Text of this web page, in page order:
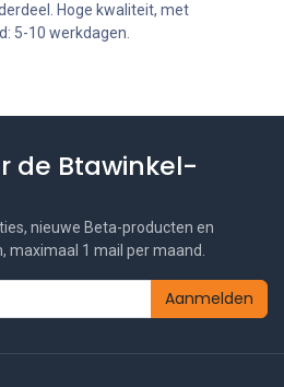
Hoge kwaliteit, met
5-10 werkdagen.
de Btawinkel-
nieuwe Beta-producten en
maximaal 1 mail per maand.
Aanmelden